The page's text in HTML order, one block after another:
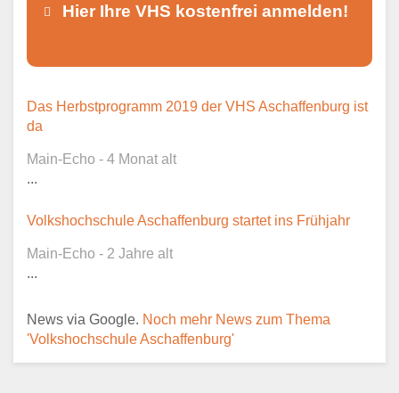
Hier Ihre VHS kostenfrei anmelden!
Dieser Teil dient lediglich zur
E-Mail*
Das Herbstprogramm 2019 der VHS Aschaffenburg ist
da
Main-Echo - 4 Monat alt
...
Volkshochschule Aschaffenburg startet ins Frühjahr
Main-Echo - 2 Jahre alt
...
News via Google. Noch mehr News zum Thema
'Volkshochschule Aschaffenburg'